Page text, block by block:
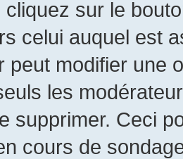
cliquez sur le
celui auquel est
peut modifier une
les
supprimer. Ceci
cours de